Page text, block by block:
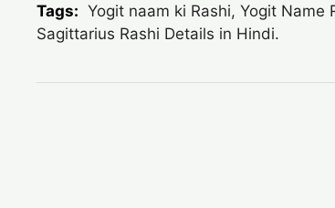
Tags: Yogit naam ki Rashi, Yogit
Sagittarius Rashi Details in Hindi.